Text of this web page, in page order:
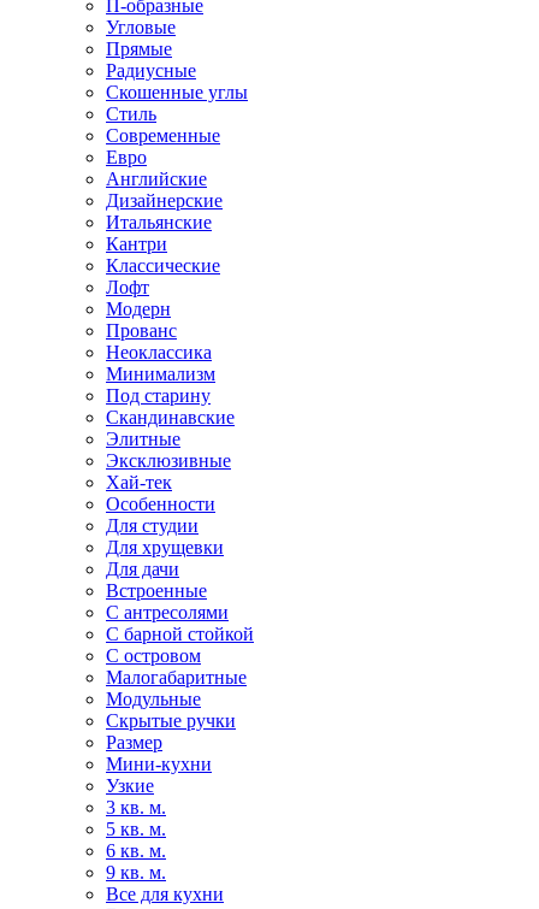
П-образные
Угловые
Прямые
Радиусные
Скошенные углы
Стиль
Современные
Евро
Английские
Дизайнерские
Итальянские
Кантри
Классические
Лофт
Модерн
Прованс
Неоклассика
Минимализм
Под старину
Скандинавские
Элитные
Эксклюзивные
Хай-тек
Особенности
Для студии
Для хрущевки
Для дачи
Встроенные
С антресолями
С барной стойкой
С островом
Малогабаритные
Модульные
Скрытые ручки
Размер
Мини-кухни
Узкие
3 кв. м.
5 кв. м.
6 кв. м.
9 кв. м.
Все для кухни